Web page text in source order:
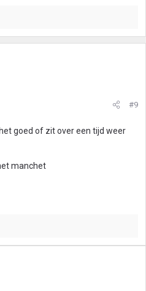
#9
goed of zit over een tijd weer
manchet